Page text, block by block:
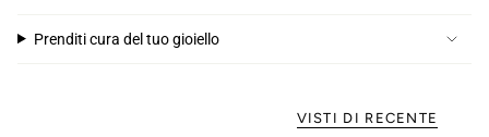
Prenditi cura del tuo gioiello
VISTI DI RECENTE